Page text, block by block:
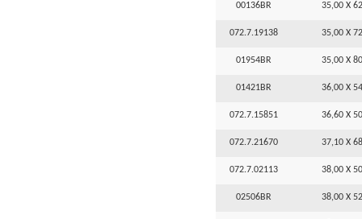
00136BR 35,00 X
072.7.19138 35,00 X
01954BR 35,00 X
01421BR 36,00 X
072.7.15851 36,60 X
072.7.21670 37,10 X
072.7.02113 38,00 X
02506BR 38,00 X